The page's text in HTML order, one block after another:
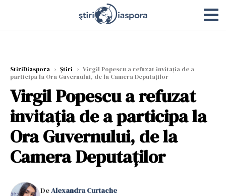
StiriDiaspora › Știri › Virgil Popescu a refuzat invitația de a
participa la Ora Guvernului, de la Camera Deputaților
Virgil Popescu a refuzat
invitația de a participa la
Ora Guvernului, de la
Camera Deputaților
DeAlexandra Curtache